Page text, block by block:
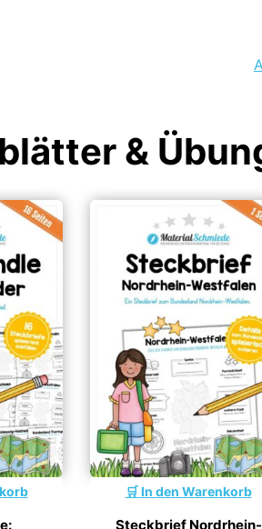
&
In den Warenkorb
Steckbrief Nordrhein-